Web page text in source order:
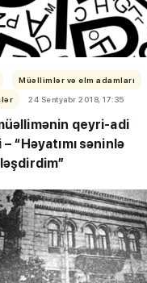
Müəllimlər və elm adamları
24 Sentyabr 2018, 17:35
qeyri-adi
“Həyatımı səninlə